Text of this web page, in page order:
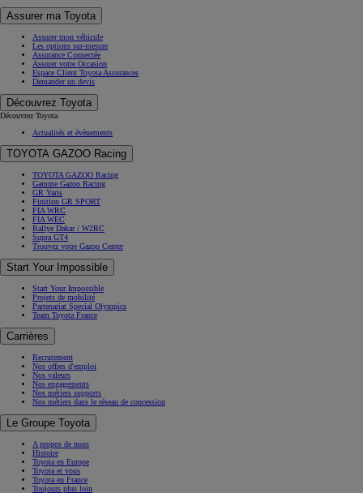
Assurer ma Toyota
Assurer mon véhicule
Les options sur-mesure
Assurance Connectée
Assurer votre Occasion
Espace Client Toyota Assurances
Demander un devis
Découvrez Toyota
Découvrez Toyota
Actualités et évènements
TOYOTA GAZOO Racing
TOYOTA GAZOO Racing
Gamme Gazoo Racing
GR Yaris
Finition GR SPORT
FIA WRC
FIA WEC
Rallye Dakar / W2RC
Supra GT4
Trouvez votre Gazoo Center
Start Your Impossible
Start Your Impossible
Projets de mobilité
Partenariat Special Olympics
Team Toyota France
Carrières
Recrutement
Nos offres d'emploi
Nos valeurs
Nos engagements
Nos métiers supports
Nos métiers dans le réseau de concession
Le Groupe Toyota
A propos de nous
Histoire
Toyota en Europe
Toyota et vous
Toyota en France
Toujours plus loin